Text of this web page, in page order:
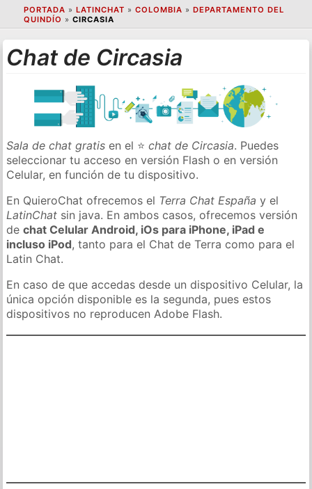
PORTADA » LATINCHAT » COLOMBIA » DEPARTAMENTO DEL
QUINDÍO » CIRCASIA
Chat de Circasia
Sala de chat gratis en el ⭐chat de Circasia. Puedes
seleccionar tu acceso en versión Flash o en versión
Celular, en función de tu dispositivo.
En QuieroChat ofrecemos el Terra Chat España y el
LatinChat sin java. En ambos casos, ofrecemos versión
dechat Celular Android, iOs para iPhone, iPad e
incluso iPod, tanto para el Chat de Terra como para el
Latin Chat.
En caso de que accedas desde un dispositivo Celular, la
única opción disponible es la segunda, pues estos
dispositivos no reproducen Adobe Flash.